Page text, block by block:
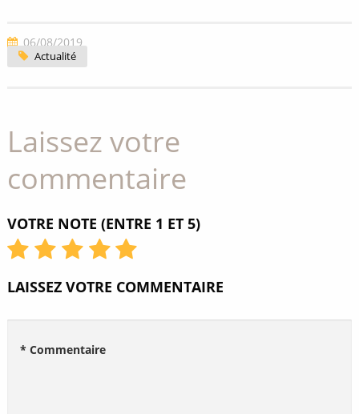
06/08/2019
Actualité
Laissez votre
commentaire
VOTRE NOTE (ENTRE 1 ET 5)
LAISSEZ VOTRE COMMENTAIRE
* Commentaire